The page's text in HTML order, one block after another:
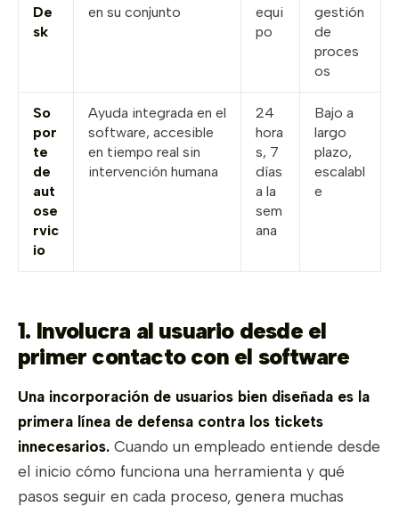
De
sk
en su conjunto
equi
po
gestión
de
proces
os
So
por
te
de
aut
ose
rvic
io
Ayuda integrada en el
software, accesible
en tiempo real sin
intervención humana
24
hora
s, 7
días
a la
sem
ana
Bajo a
largo
plazo,
escalabl
e
1. Involucra al usuario desde el
primer contacto con el software
Una incorporación de usuarios bien diseñada es la
primera línea de defensa contra los tickets
innecesarios. Cuando un empleado entiende desde
el inicio cómo funciona una herramienta y qué
pasos seguir en cada proceso, genera muchas